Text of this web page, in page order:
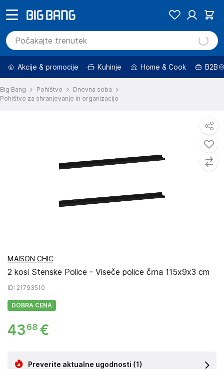
Akcije & promocije Kuhinje Home & Cook B2B
Big Bang Pohištvo
Dnevna soba
Pohištvo za shranjevanje in organizacijo
MAISON CHIC
2 kosi Stenske Police - Viseče police črna 115x9x3 cm
ID: 21793510
DOBRA CENA
43 68 €
Preverite aktualne ugodnosti (1)